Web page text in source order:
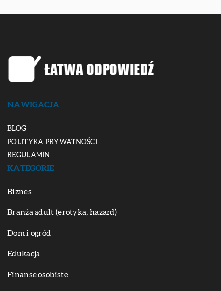
NAWIGACJA
BLOG
POLITYKA PRYWATNOŚCI
REGULAMIN
KATEGORIE
Biznes
Branża adult (erotyka, hazard)
Dom i ogród
Edukacja
Finanse osobiste